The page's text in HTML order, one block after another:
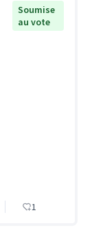
Soumise
au vote
1